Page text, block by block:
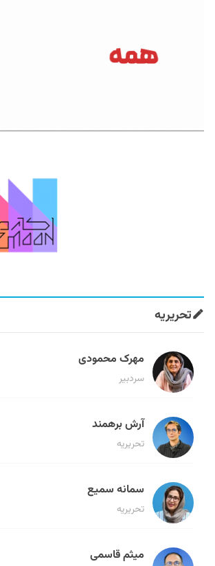
تحریریه
مهرک محمودی
سردبیر
آرش برهمند
تحریریه
سمانه سمیع
تحریریه
میثم قاسمی